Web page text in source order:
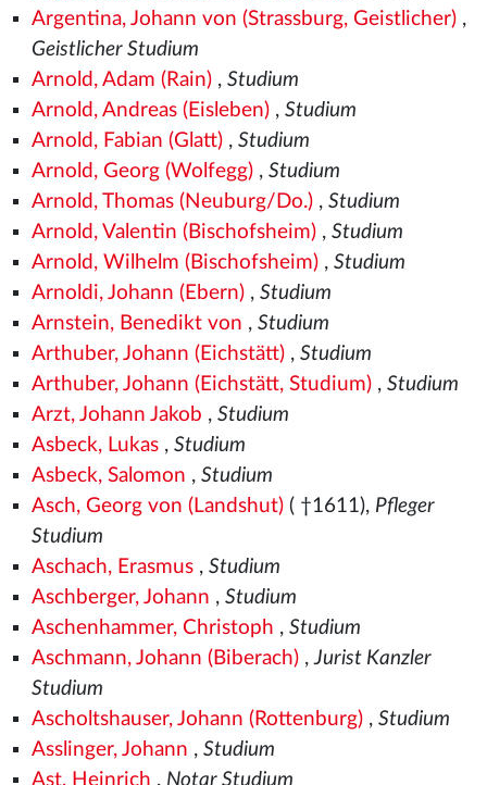
Argentina, Johann von (Strassburg, Geistlicher),
Geistlicher Studium
Arnold, Adam (Rain), Studium
Arnold, Andreas (Eisleben), Studium
Arnold, Fabian (Glatt), Studium
Arnold, Georg (Wolfegg), Studium
Arnold, Thomas (Neuburg/Do.), Studium
Arnold, Valentin (Bischofsheim), Studium
Arnold, Wilhelm (Bischofsheim), Studium
Arnoldi, Johann (Ebern), Studium
Arnstein, Benedikt von , Studium
Arthuber, Johann (Eichstätt), Studium
Arthuber, Johann (Eichstätt, Studium), Studium
Arzt, Johann Jakob , Studium
Asbeck, Lukas, Studium
Asbeck, Salomon , Studium
Asch, Georg von (Landshut)( †1611), Pfleger
Studium
Aschach, Erasmus, Studium
Aschberger, Johann , Studium
Aschenhammer, Christoph , Studium
Aschmann, Johann (Biberach),Jurist Kanzler
Studium
Ascholtshauser, Johann (Rottenburg), Studium
Asslinger, Johann , Studium
Ast, Heinrich , Notar Studium